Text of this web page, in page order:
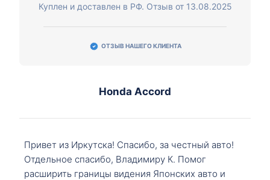
Куплен и доставлен в РФ. Отзыв от 13.08.2025
ОТЗЫВ НАШЕГО КЛИЕНТА
Honda Accord
Привет из Иркутска! Спасибо, за честный авто!
Отдельное спасибо, Владимиру К. Помог
расширить границы видения Японских авто и